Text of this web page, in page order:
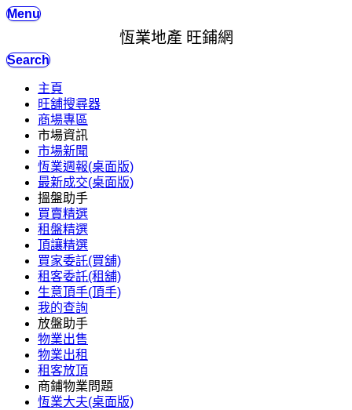
Menu
恆業地產 旺鋪網
Search
主頁
旺舖搜尋器
商場專區
市場資訊
市場新聞
恆業週報(桌面版)
最新成交(桌面版)
搵盤助手
買賣精選
租盤精選
頂讓精選
買家委託(買舖)
租客委託(租舖)
生意頂手(頂手)
我的查詢
放盤助手
物業出售
物業出租
租客放頂
商鋪物業問題
恆業大夫(桌面版)